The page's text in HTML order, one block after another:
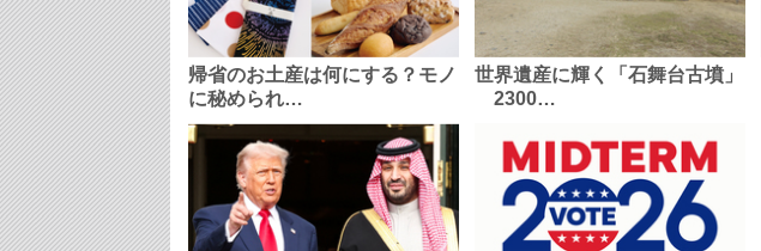
帰省のお土産は何にする？モノ
に秘められ…
世界遺産に輝く「石舞台古墳」
2300…